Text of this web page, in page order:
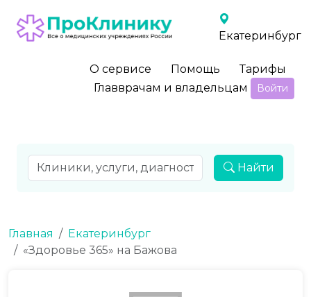
Екатеринбург
О сервисе Помощь
Тарифы
Главврачам и владельцам
Войти
Найти
Главная
Екатеринбург
«Здоровье 365» на Бажова